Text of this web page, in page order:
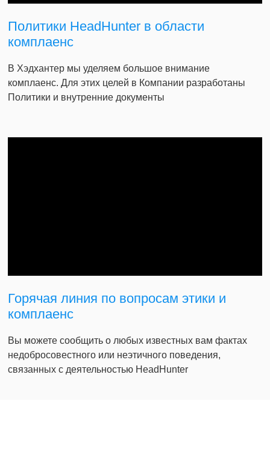
Политики HeadHunter в области
комплаенс
В Хэдхантер мы уделяем большое внимание
комплаенс. Для этих целей в Компании разработаны
Политики и внутренние документы
Горячая линия по вопросам этики и
комплаенс
Вы можете сообщить о любых известных вам фактах
недобросовестного или неэтичного поведения,
связанных с деятельностью HeadHunter